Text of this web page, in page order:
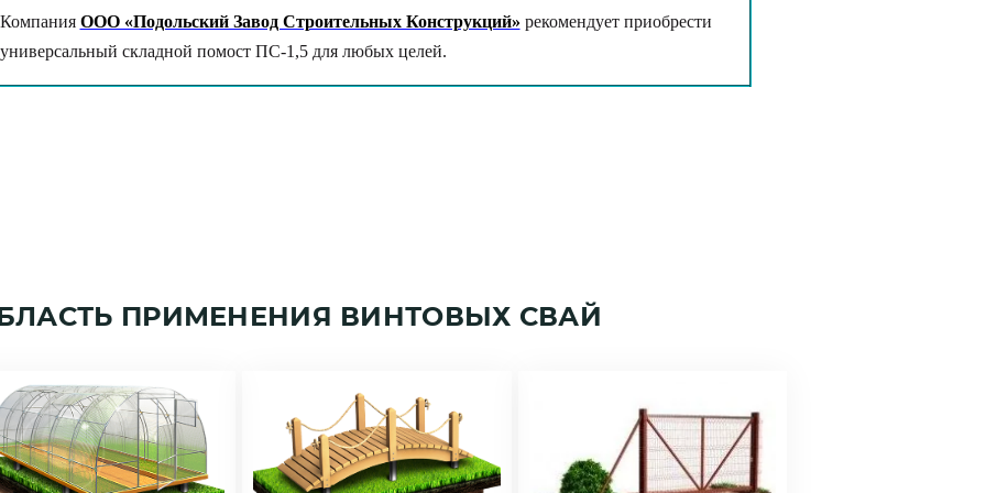
ПРИМЕНЕНИЯ ВИНТОВЫХ СВАЙ
Компания ООО «Подольский Завод Строительных Конструкций» рекомендует приобрести
универсальный складной помост ПС-1,5 для любых целей.